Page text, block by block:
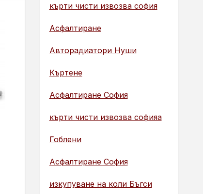
кърти чисти извозва софия
Асфалтиране
Авторадиатори Нуши
Къртене
Асфалтиране София
кърти чисти извозва софияа
Гоблени
Асфалтиране София
изкупуване на коли Бъгси